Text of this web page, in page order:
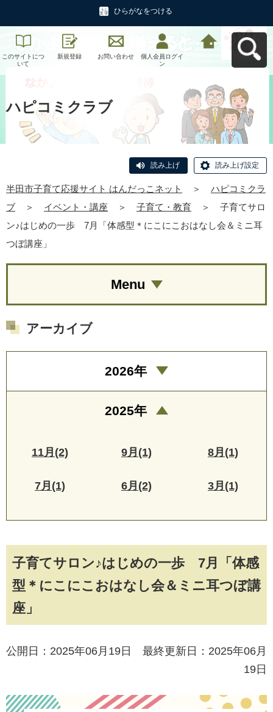
ひらがなをつける
このサイトにつ
いて
新規登録 お問い合わせ
個人会員ログイ
ン
ハピコミクラブ
読み上げ 読み上げ設定
半田市子育て応援サイト はんだっこネット ＞
ハピコミクラ
ブ
＞ イベント・講座 ＞ 子育て・教育 ＞
子育てサロ
ン♪はじめの一歩 7月「体感型＊にこにこおはなし会＆ミニ耳
つぼ講座」
子育てサロン♪はじめの一歩 7月「体感
型＊にこにこおはなし会＆ミニ耳つぼ講
座」
公開日：2025年06月19日 最終更新日：2025年06月
19日
Menu
アーカイブ
2026年
2025年
11月(2) 9月(1) 8月(1)
7月(1) 6月(2) 3月(1)